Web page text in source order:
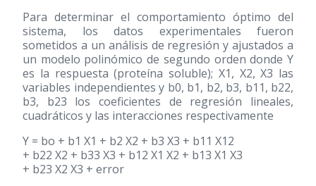
Para determinar el comportamiento óptimo del
sistema, los datos experimentales fueron
sometidos a un análisis de regresión y ajustados a
un modelo polinómico de segundo orden donde Y
es la respuesta (proteína soluble); X1, X2, X3 las
variables independientes y b0, b1, b2, b3, b11, b22,
b3, b23 los coeficientes de regresión lineales,
cuadráticos y las interacciones respectivamente
Y = bo + b1 X1 + b2 X2 + b3 X3 + b11 X12
+ b22 X2 + b33 X3 + b12 X1 X2 + b13 X1 X3
+ b23 X2 X3 + error